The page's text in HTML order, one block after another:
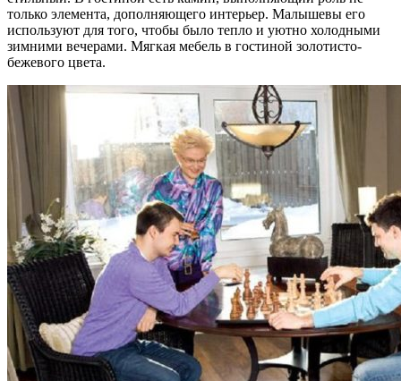
только элемента, дополняющего интерьер. Малышевы его
используют для того, чтобы было тепло и уютно холодными
зимними вечерами. Мягкая мебель в гостиной золотисто-
бежевого цвета.